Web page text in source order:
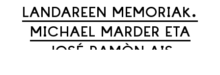
LANDAREEN MEMORIAK.
MICHAEL MARDER ETA
JOSÉ RAMÓN AIS